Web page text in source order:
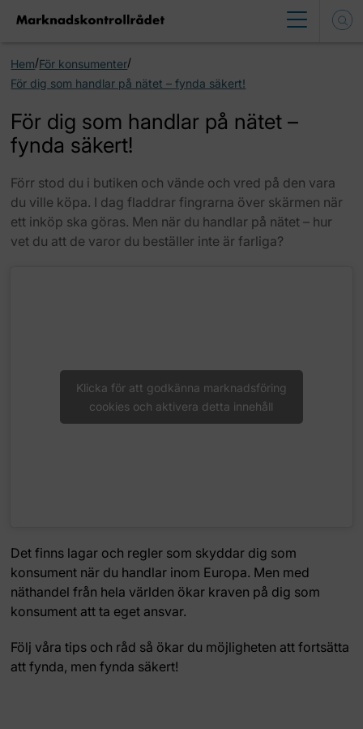
Hem/För konsumenter/
För dig som handlar på nätet – fynda säkert!
För dig som handlar på nätet –
fynda säkert!
Förr stod du i butiken och vände och vred på den vara
du ville köpa. I dag fladdrar fingrarna över skärmen när
ett inköp ska göras. Men när du handlar på nätet – hur
vet du att de varor du beställer inte är farliga?
Klicka för att godkänna marknadsföring
cookies och aktivera detta innehåll
Det finns lagar och regler som skyddar dig som
konsument när du handlar inom Europa. Men med
näthandel från hela världen ökar kraven på dig som
konsument att ta eget ansvar.
Följ våra tips och råd så ökar du möjligheten att fortsätta
att fynda, men fynda säkert!